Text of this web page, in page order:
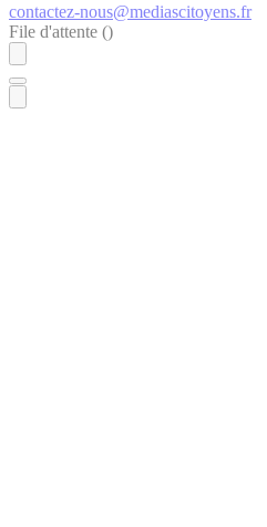
contactez-nous@mediascitoyens.fr
File d'attente ()